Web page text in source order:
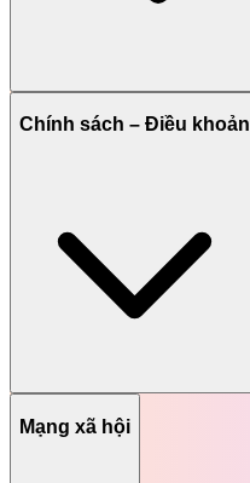
Chính sách – Điều khoản
Mạng xã hội